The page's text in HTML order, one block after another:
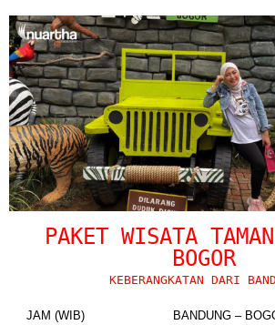
Group
Outbound
Transport
Mobil
Elf & Hiace
Blog
Portofolio Gallery
PAKET WISATA
BOGOR
KEBERANGKATAN DARI
JAM (WIB) BANDUNG –